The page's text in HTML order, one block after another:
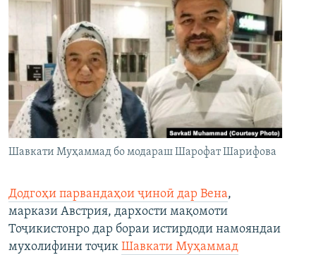
Шавкати Муҳаммад бо модараш Шарофат Шарифова
Додгоҳи парвандаҳои ҷиноӣ дар Вена,
маркази Австрия, дархости мақомоти
Тоҷикистонро дар бораи истирдоди намояндаи
мухолифини тоҷик Шавкати Муҳаммад